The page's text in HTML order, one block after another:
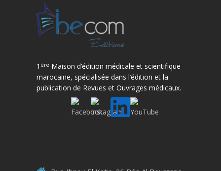
1 ère Maison d’édition médicale et scientifique
marocaine, spécialisée dans l’édition et la
publication de Revues et Ouvrages médicaux.